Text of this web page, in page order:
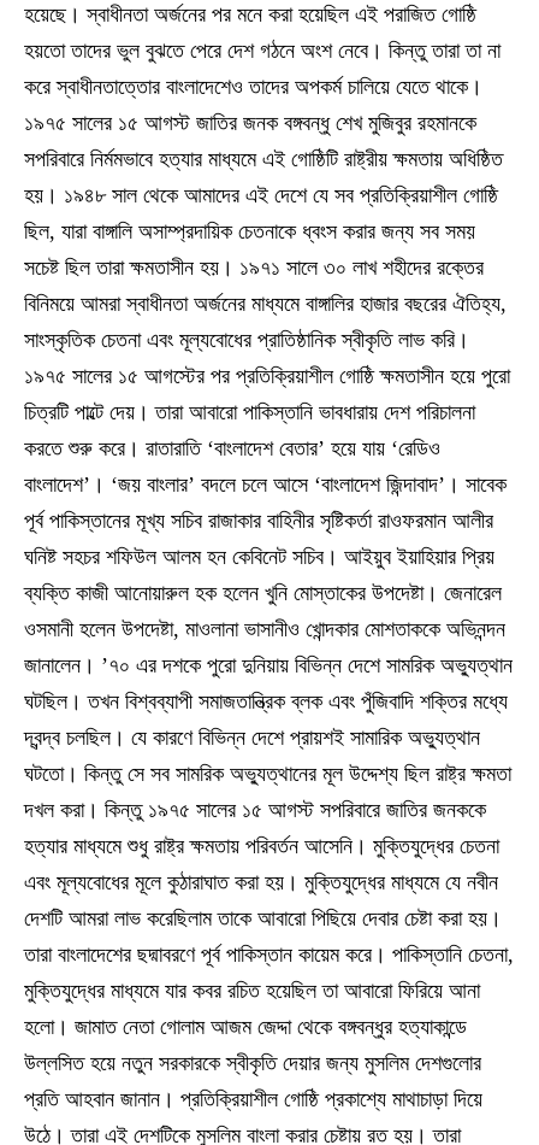
হয়েছে। স্বাধীনতা অর্জনের পর মনে করা হয়েছিল এই পরাজিত গোষ্ঠি
হয়তো তাদের ভুল বুঝতে পেরে দেশ গঠনে অংশ নেবে। কিন্তু তারা তা না
করে স্বাধীনতাত্তোর বাংলাদেশেও তাদের অপকর্ম চালিয়ে যেতে থাকে।
১৯৭৫ সালের ১৫ আগস্ট জাতির জনক বঙ্গবন্ধু শেখ মুজিবুর রহমানকে
সপরিবারে নির্মমভাবে হত্যার মাধ্যমে এই গোষ্ঠিটি রাষ্ট্রীয় ক্ষমতায় অধিষ্ঠিত
হয়। ১৯৪৮ সাল থেকে আমাদের এই দেশে যে সব প্রতিক্রিয়াশীল গোষ্ঠি
ছিল, যারা বাঙ্গালি অসাম্প্রদায়িক চেতনাকে ধ্বংস করার জন্য সব সময়
সচেষ্ট ছিল তারা ক্ষমতাসীন হয়। ১৯৭১ সালে ৩০ লাখ শহীদের রক্তের
বিনিময়ে আমরা স্বাধীনতা অর্জনের মাধ্যমে বাঙ্গালির হাজার বছরের ঐতিহ্য,
সাংস্কৃতিক চেতনা এবং মূল্যবোধের প্রাতিষ্ঠানিক স্বীকৃতি লাভ করি।
১৯৭৫ সালের ১৫ আগস্টের পর প্রতিক্রিয়াশীল গোষ্ঠি ক্ষমতাসীন হয়ে পুরো
চিত্রটি পাল্টে দেয়। তারা আবারো পাকিস্তানি ভাবধারায় দেশ পরিচালনা
করতে শুরু করে। রাতারাতি ‘বাংলাদেশ বেতার’ হয়ে যায় ‘রেডিও
বাংলাদেশ’। ‘জয় বাংলার’ বদলে চলে আসে ‘বাংলাদেশ জিন্দাবাদ’। সাবেক
পূর্ব পাকিস্তানের মূখ্য সচিব রাজাকার বাহিনীর সৃষ্টিকর্তা রাওফরমান আলীর
ঘনিষ্ট সহচর শফিউল আলম হন কেবিনেট সচিব। আইয়ুব ইয়াহিয়ার প্রিয়
ব্যক্তি কাজী আনোয়ারুল হক হলেন খুনি মোস্তাকের উপদেষ্টা। জেনারেল
ওসমানী হলেন উপদেষ্টা, মাওলানা ভাসানীও খোন্দকার মোশতাককে অভিনন্দন
জানালেন। ’৭০ এর দশকে পুরো দুনিয়ায় বিভিন্ন দেশে সামরিক অভ্যুত্থান
ঘটছিল। তখন বিশ্বব্যাপী সমাজতান্ত্রিক ব্লক এবং পুঁজিবাদি শক্তির মধ্যে
দ্বন্দ্ব চলছিল। যে কারণে বিভিন্ন দেশে প্রায়শই সামারিক অভ্যুত্থান
ঘটতো। কিন্তু সে সব সামরিক অভ্যুত্থানের মূল উদ্দেশ্য ছিল রাষ্ট্র ক্ষমতা
দখল করা। কিন্তু ১৯৭৫ সালের ১৫ আগস্ট সপরিবারে জাতির জনককে
হত্যার মাধ্যমে শুধু রাষ্ট্র ক্ষমতায় পরিবর্তন আসেনি। মুক্তিযুদ্ধের চেতনা
এবং মূল্যবোধের মূলে কুঠারাঘাত করা হয়। মুক্তিযুদ্ধের মাধ্যমে যে নবীন
দেশটি আমরা লাভ করেছিলাম তাকে আবারো পিছিয়ে দেবার চেষ্টা করা হয়।
তারা বাংলাদেশের ছদ্মাবরণে পূর্ব পাকিস্তান কায়েম করে। পাকিস্তানি চেতনা,
মুক্তিযুদ্ধের মাধ্যমে যার কবর রচিত হয়েছিল তা আবারো ফিরিয়ে আনা
হলো। জামাত নেতা গোলাম আজম জেদ্দা থেকে বঙ্গবন্ধুর হত্যাকান্ডে
উল্লসিত হয়ে নতুন সরকারকে স্বীকৃতি দেয়ার জন্য মুসলিম দেশগুলোর
প্রতি আহবান জানান। প্রতিক্রিয়াশীল গোষ্ঠি প্রকাশ্যে মাথাচাড়া দিয়ে
উঠে। তারা এই দেশটিকে মুসলিম বাংলা করার চেষ্টায় রত হয়। তারা